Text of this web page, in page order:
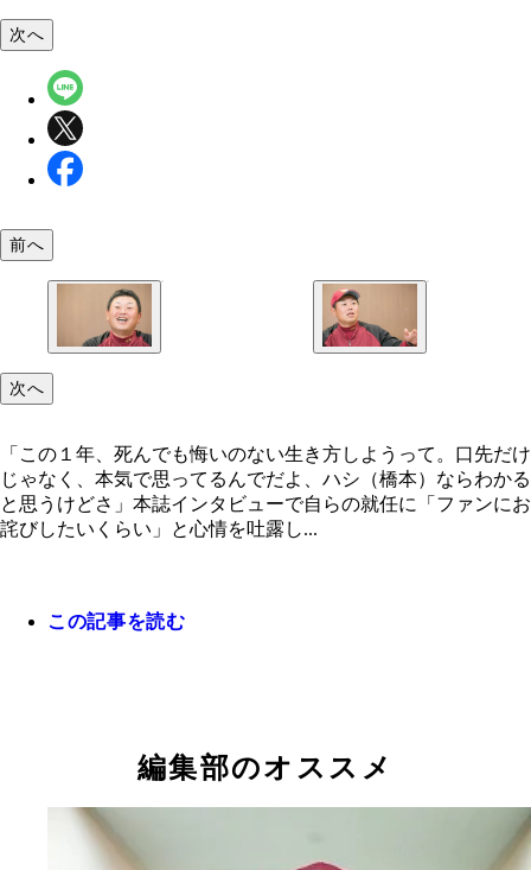
次へ
前へ
次へ
「この１年、死んでも悔いのない生き方しようって。口先だけ
じゃなく、本気で思ってるんでだよ、ハシ（橋本）ならわかる
と思うけどさ」本誌インタビューで自らの就任に「ファンにお
詫びしたいくらい」と心情を吐露し...
この記事を読む
編集部のオススメ